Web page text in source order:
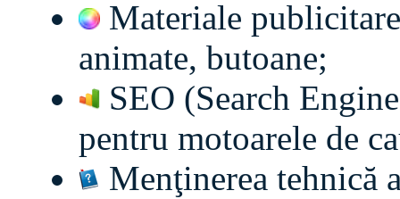
Materiale
animate, butoane;
SEO (Search
pentru motoarele de
Menţinerea tehnică